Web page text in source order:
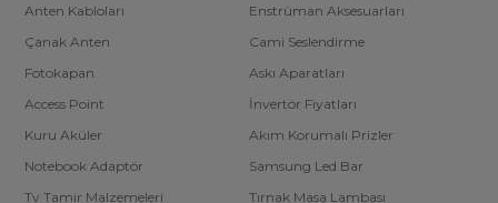
Anten Kabloları
Enstrüman Aksesuarları
Çanak Anten
Cami Seslendirme
Fotokapan
Askı Aparatları
Access Point
İnvertör Fiyatları
Kuru Aküler
Akım Korumalı Prizler
Notebook Adaptör
Samsung Led Bar
Tv Tamir Malzemeleri
Tırnak Masa Lambası